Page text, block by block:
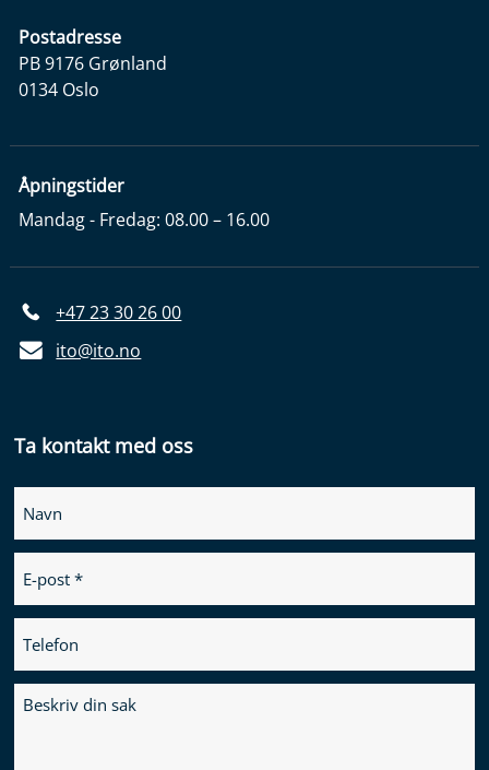
Postadresse
PB 9176 Grønland
0134 Oslo
Åpningstider
Mandag - Fredag: 08.00 – 16.00
+47 23 30 26 00
ito@ito.no
Ta kontakt med oss